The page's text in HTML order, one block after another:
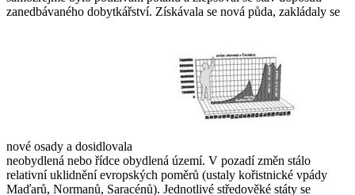
zanedbávaného dobytkářství. Získávala se nová půda, zakládaly se
nové osady a dosidlovala
neobydlená nebo řídce obydlená území. V pozadí změn stálo
relativní uklidnění evropských poměrů (ustaly kořistnické vpády
Maďarů, Normanů, Saracénů). Jednotlivé středověké státy se